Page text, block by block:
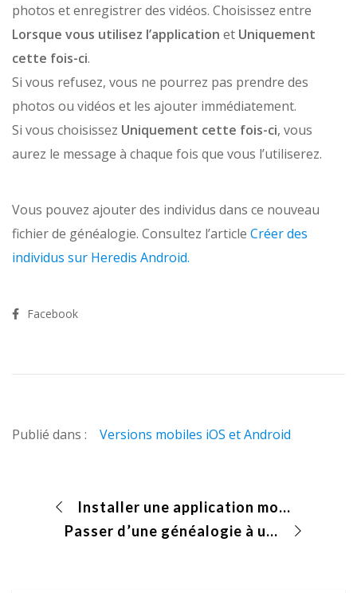
photos et enregistrer des vidéos. Choisissez entre
Lorsque vous utilisez l’application et Uniquement
cette fois-ci.
Si vous refusez, vous ne pourrez pas prendre des
photos ou vidéos et les ajouter immédiatement.
Si vous choisissez Uniquement cette fois-ci, vous
aurez le message à chaque fois que vous l’utiliserez.
Vous pouvez ajouter des individus dans ce nouveau
fichier de généalogie. Consultez l’article Créer des
individus sur Heredis Android.
Facebook
Publié dans : Versions mobiles iOS et Android
Installer une application mobile Heredis
Passer d’une généalogie à une autre sur Heredis Android